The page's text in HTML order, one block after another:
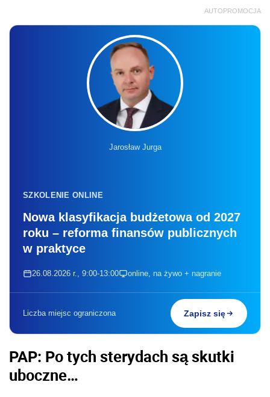
AUTOPROMOCJA
Jarosław Jurga
SZKOLENIE ONLINE
Nowa klasyfikacja budżetowa od 2027
roku – reforma finansów publicznych
w praktyce
26.08.2026 r., 9:00-13:00 online, na żywo + nagranie
Liczba miejsc ograniczona Zapisz się
PAP: Po tych sterydach są skutki
uboczne…